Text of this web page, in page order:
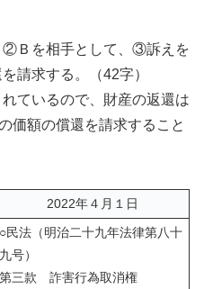
Ｂを相手として、③訴えを
請求する。（42字）
ているので、財産の返還は
価額の償還を請求すること
2022年４月１日
○民法（明治二十九年法律第八十
九号）
第三款 詐害行為取消権